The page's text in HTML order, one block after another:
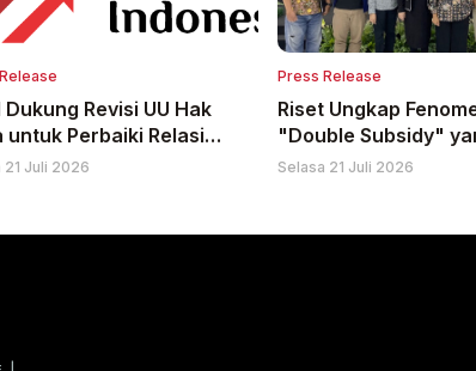
Dukung Revisi UU Hak
untuk Perbaiki Relasi
Adil antara Platform AI
21 Juli 2026
Press Release
Riset Ungkap
"Double Subsidy"
Media
Selasa 21 Juli 2026